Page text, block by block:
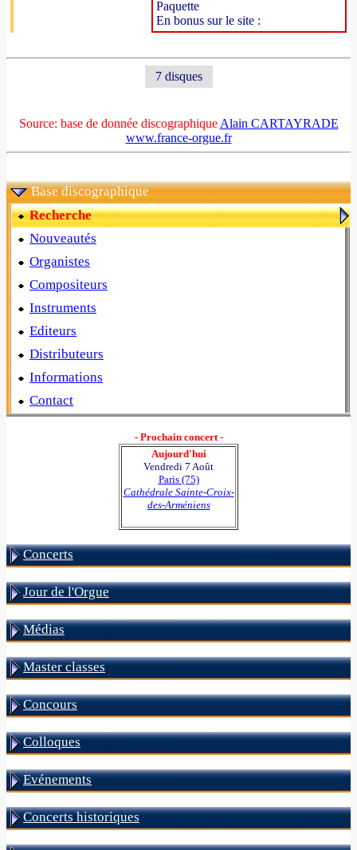
Paquette
En bonus sur le site :
7 disques
Source: base de donnée discographique Alain CARTAYRADE
www.france-orgue.fr
Base discographique
Recherche
Nouveautés
Organistes
Compositeurs
Instruments
Editeurs
Distributeurs
Informations
Contact
- Prochain concert -
Aujourd'hui
Vendredi 7 Août
Paris (75)
Cathédrale Sainte-Croix-
des-Arméniens
Concerts
Jour de l'Orgue
Médias
Master classes
Concours
Colloques
Evénements
Concerts historiques